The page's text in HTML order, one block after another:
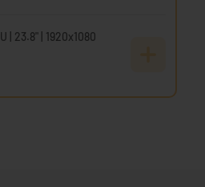
| 23.8" | 1920x1080